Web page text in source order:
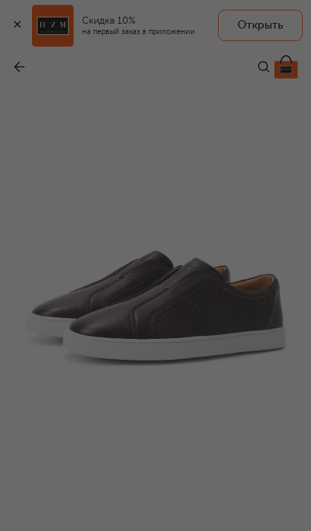
Скидка 10%
на первый заказ в приложении
Открыть
116 500 ₽